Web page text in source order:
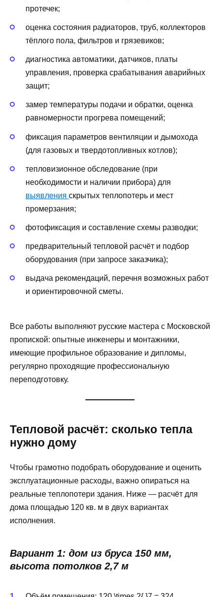
протечек;
оценка состояния радиаторов, труб, коллекторов
тёплого пола, фильтров и грязевиков;
диагностика автоматики, датчиков, платы
управления, проверка срабатывания аварийных
защит;
замер температуры подачи и обратки, оценка
равномерности прогрева помещений;
фиксация параметров вентиляции и дымохода
(для газовых и твердотопливных котлов);
тепловизионное обследование (при
необходимости и наличии прибора) для
выявления скрытых теплопотерь и мест
промерзания;
фотофиксация и составление схемы разводки;
предварительный тепловой расчёт и подбор
оборудования (при запросе заказчика);
выдача рекомендаций, перечня возможных работ
и ориентировочной сметы.
Все работы выполняют русские мастера с Московской
пропиской: опытные инженеры и монтажники,
имеющие профильное образование и дипломы,
регулярно проходящие профессиональную
переподготовку.
Тепловой расчёт: сколько тепла
нужно дому
Чтобы грамотно подобрать оборудование и оценить
эксплуатационные расходы, важно опираться на
реальные теплопотери здания. Ниже — расчёт для
дома площадью 120 кв. м в двух вариантах
исполнения.
Вариант 1: дом из бруса 150 мм,
высота потолков 2,7 м